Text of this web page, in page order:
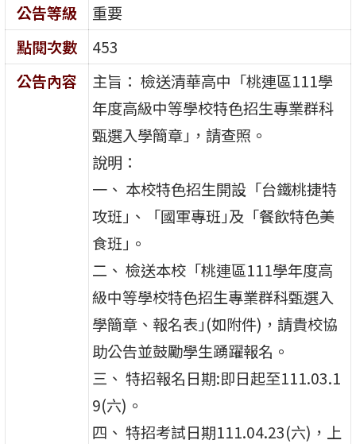
公告等級
重要
點閱次數
453
公告內容
主旨： 檢送清華高中「桃連區111學
年度高級中等學校特色招生專業群科
甄選入學簡章｣，請查照。
說明：
一、 本校特色招生開設「台鐵桃捷特
攻班｣、「國軍專班｣及「餐飲特色美
食班｣。
二、 檢送本校「桃連區111學年度高
級中等學校特色招生專業群科甄選入
學簡章、報名表｣(如附件)，請貴校協
助公告並鼓勵學生踴躍報名。
三、 特招報名日期:即日起至111.03.1
9(六)。
四、 特招考試日期111.04.23(六)，上